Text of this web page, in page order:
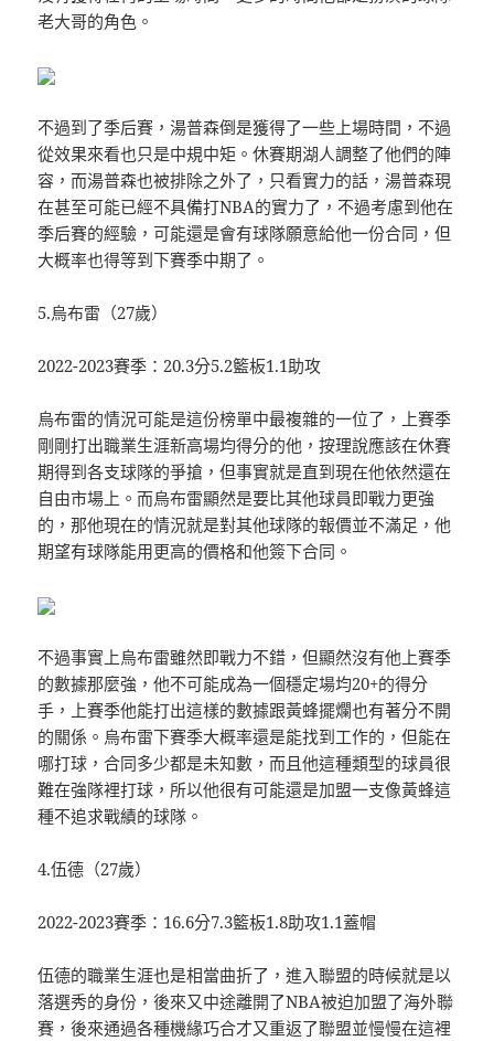
老大哥的角色。
不過到了季后賽，湯普森倒是獲得了一些上場時間，不過
從效果來看也只是中規中矩。休賽期湖人調整了他們的陣
容，而湯普森也被排除之外了，只看實力的話，湯普森現
在甚至可能已經不具備打NBA的實力了，不過考慮到他在
季后賽的經驗，可能還是會有球隊願意給他一份合同，但
大概率也得等到下賽季中期了。
5.烏布雷（27歲）
2022-2023賽季：20.3分5.2籃板1.1助攻
烏布雷的情況可能是這份榜單中最複雜的一位了，上賽季
剛剛打出職業生涯新高場均得分的他，按理說應該在休賽
期得到各支球隊的爭搶，但事實就是直到現在他依然還在
自由市場上。而烏布雷顯然是要比其他球員即戰力更強
的，那他現在的情況就是對其他球隊的報價並不滿足，他
期望有球隊能用更高的價格和他簽下合同。
不過事實上烏布雷雖然即戰力不錯，但顯然沒有他上賽季
的數據那麼強，他不可能成為一個穩定場均20+的得分
手，上賽季他能打出這樣的數據跟黃蜂擺爛也有著分不開
的關係。烏布雷下賽季大概率還是能找到工作的，但能在
哪打球，合同多少都是未知數，而且他這種類型的球員很
難在強隊裡打球，所以他很有可能還是加盟一支像黃蜂這
種不追求戰績的球隊。
4.伍德（27歲）
2022-2023賽季：16.6分7.3籃板1.8助攻1.1蓋帽
伍德的職業生涯也是相當曲折了，進入聯盟的時候就是以
落選秀的身份，後來又中途離開了NBA被迫加盟了海外聯
賽，後來通過各種機緣巧合才又重返了聯盟並慢慢在這裡